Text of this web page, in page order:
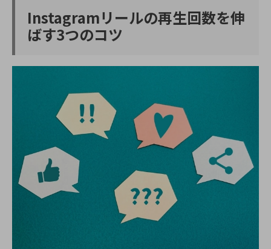
Instagramリールの再生回数を伸
ばす3つのコツ